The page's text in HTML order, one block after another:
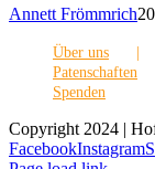
Annett Frömmrich
Über uns
Patenschaften
Spenden
Copyright 2024 |
FacebookInstagram